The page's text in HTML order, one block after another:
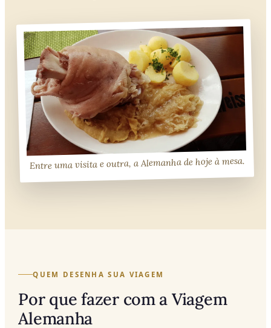
Entre uma visita e outra, a Alemanha de hoje à mesa.
QUEM DESENHA SUA VIAGEM
Por que fazer com a Viagem
Alemanha